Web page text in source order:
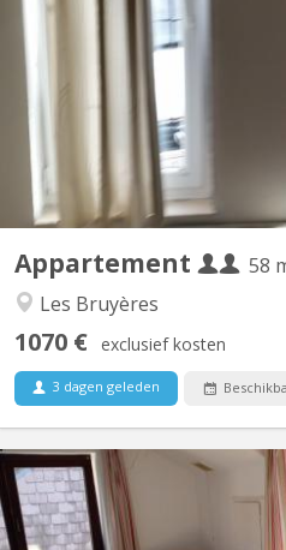
Appartement
58
Les Bruyères
1070 € exclusief kosten
3 dagen geleden
Appartement tout confort aux
chambre séparée et une autre
à disposition. - Salon et Sam
mains, tablette et miroir -
électrique, 4
Vidéo disponible ici !